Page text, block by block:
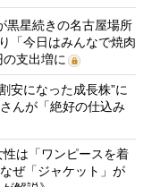
黒星続きの名古屋場所
「今日はみんなで焼肉
支出増に
安になった成長株”に
んが「絶好の仕込み
は「ワンピースを着
ぜ「ジャケット」が